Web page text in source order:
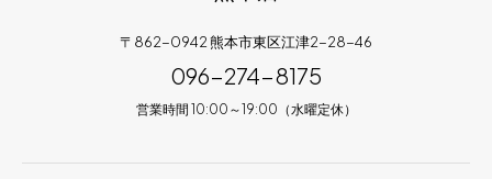
〒862-0942 熊本市東区江津2-28-46
096-274-8175
営業時間 10:00～19:00（水曜定休）